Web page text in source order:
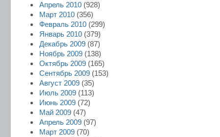
Апрель 2010 (928)
Март 2010 (356)
Февраль 2010 (299)
Январь 2010 (379)
Декабрь 2009 (87)
Ноябрь 2009 (138)
Октябрь 2009 (165)
Сентябрь 2009 (153)
Август 2009 (35)
Июль 2009 (113)
Июнь 2009 (72)
Май 2009 (47)
Апрель 2009 (97)
Март 2009 (70)